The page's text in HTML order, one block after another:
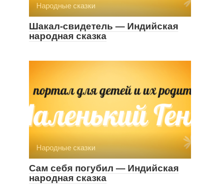
Народные сказки
Шакал-свидетель — Индийская
народная сказка
Народные сказки
Сам себя погубил — Индийская
народная сказка